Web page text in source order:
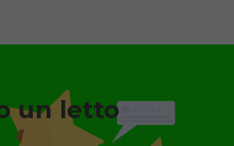
un letto